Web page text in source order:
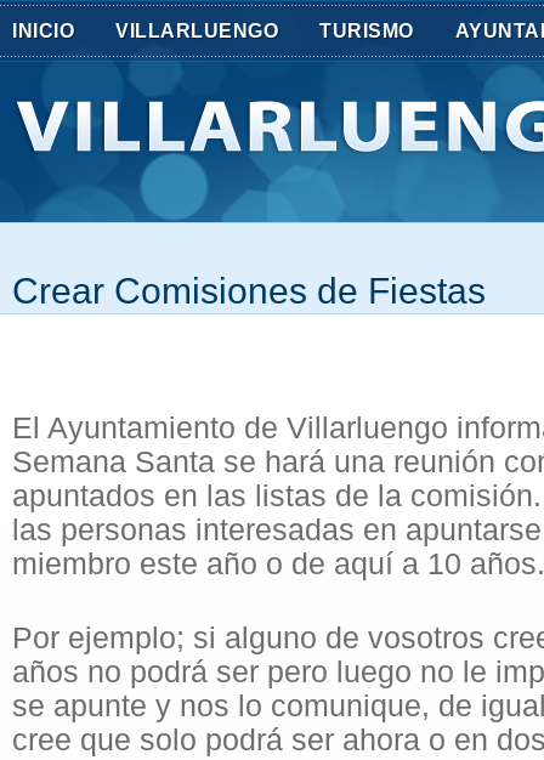
INICIO VILLARLUENGO TURISMO
Crear Comisiones de Fiestas
El Ayuntamiento de Villarluengo
Semana Santa se hará una reunión
apuntados en las listas de la
las personas interesadas en
miembro este año o de aquí a 10 años.
Por ejemplo; si alguno de vosotros
años no podrá ser pero luego no le
se apunte y nos lo comunique, de
cree que solo podrá ser ahora o en